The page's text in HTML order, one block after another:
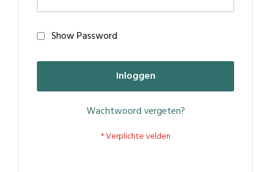
Show Password
Inloggen
Wachtwoord vergeten?